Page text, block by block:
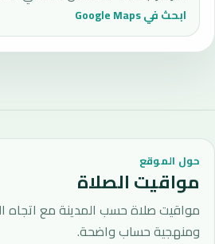
ابحث في Google Maps
حول الموقع
مواقيت الصلاة
مواقيت صلاة حسب المدينة مع اتجاه
ومنهجية حساب واضحة.